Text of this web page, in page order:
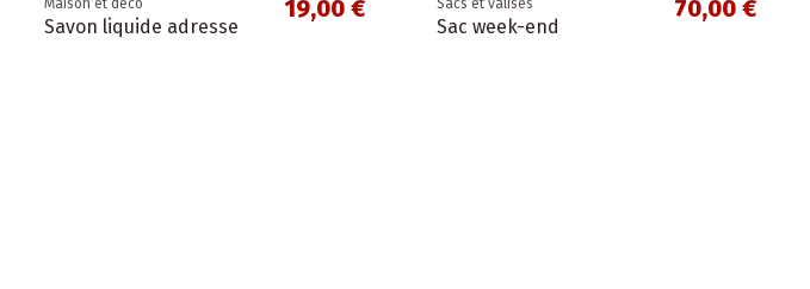
Savon liquide adresse
19,00 €
Sac week-end
70,00 €